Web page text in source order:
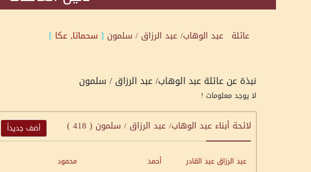
عائلة عبد الوهاب/ عبد الرزاق / سلمون [ سحماتا, عكا ]
نبذة عن عائلة عبد الوهاب/ عبد الرزاق / سلمون
لا يوجد معلومات !
لائحة أبناء عبد الوهاب/ عبد الرزاق / سلمون ( 418
) أضف جديداً
عبد الرزاق عبد القادر أحمد محمود